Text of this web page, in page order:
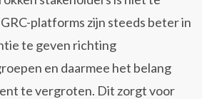
platforms zijn steeds beter in
te geven richting
en daarmee het belang
te vergroten. Dit zorgt voor